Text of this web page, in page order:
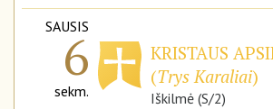
SAUSIS
6
sekm.
KRISTAUS
(Trys Karaliai)
Iškilmė (S/2)